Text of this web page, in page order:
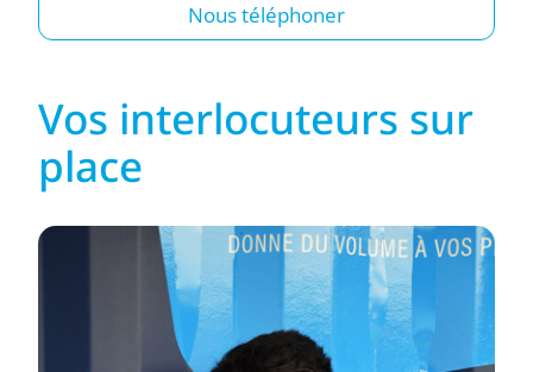
Nous téléphoner
Vos interlocuteurs sur
place